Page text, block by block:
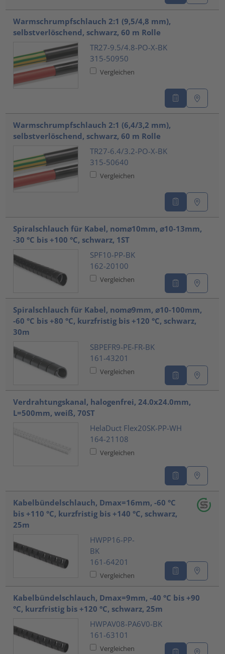
Warmschrumpfschlauch 2:1 (9,5/4,8 mm),
selbstverlöschend, schwarz, 60 m Rolle
TR27-9.5/4.8-PO-X-BK
315-50950
Vergleichen
Warmschrumpfschlauch 2:1 (6,4/3,2 mm),
selbstverlöschend, schwarz, 60 m Rolle
TR27-6.4/3.2-PO-X-BK
315-50640
Vergleichen
Spiralschlauch für Kabel, nom⌀10mm, ⌀10-13mm,
-30 °C bis +100 °C, schwarz, 1ST
SPF10-PP-BK
162-20100
Vergleichen
Spiralschlauch für Kabel, nom⌀9mm, ⌀10-100mm,
-60 °C bis +80 °C, kurzfristig bis +120 °C, schwarz,
30m
SBPEFR9-PE-FR-BK
161-43201
Vergleichen
Verdrahtungskanal, halogenfrei, 24.0x24.0mm,
L=500mm, weiß, 70ST
HelaDuct Flex20SK-PP-WH
164-21108
Vergleichen
Kabelbündelschlauch, Dmax=16mm, -60 °C
bis +110 °C, kurzfristig bis +140 °C, schwarz,
25m
HWPP16-PP-
BK
161-64201
Vergleichen
Kabelbündelschlauch, Dmax=9mm, -40 °C bis +90
°C, kurzfristig bis +120 °C, schwarz, 25m
HWPAV08-PA6V0-BK
161-63101
Vergleichen